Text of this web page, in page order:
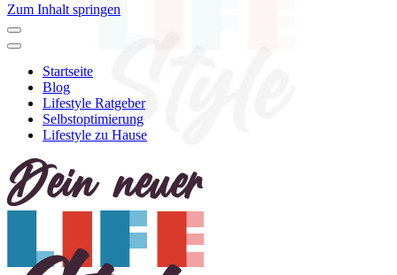
Zum Inhalt springen
Startseite
Blog
Lifestyle Ratgeber
Selbstoptimierung
Lifestyle zu Hause